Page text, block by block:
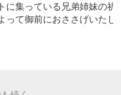
に集っている兄弟姉妹の祈
って御前におささげいたし